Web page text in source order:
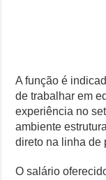
A função é
de trabalhar em
experiência no
ambiente
direto na linha de
O salário